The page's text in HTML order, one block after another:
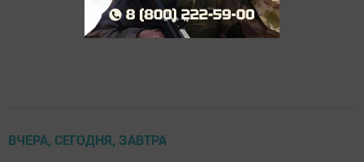
ВЧЕРА, СЕГОДНЯ, ЗАВТРА